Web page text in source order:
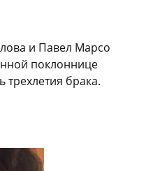
и Павел Марсо
поклоннице
брака.